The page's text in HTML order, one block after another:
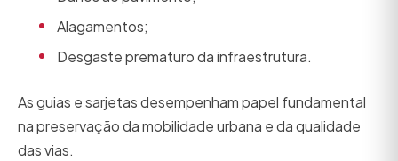
Alagamentos;
Desgaste prematuro da infraestrutura.
As guias e sarjetas desempenham papel fundamental
na preservação da mobilidade urbana e da qualidade
das vias.